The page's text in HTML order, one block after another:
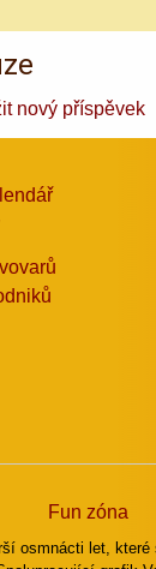
nový příspěvek
Fun zóna
osmnácti let,